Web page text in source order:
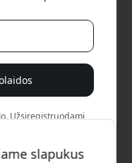
slapukus
Užsiregistruodami